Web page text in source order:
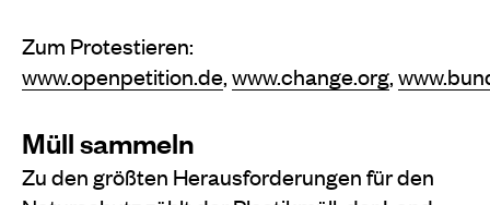
Zum Protestieren:
www.openpetition.de,www.change.org,
Müll sammeln
Zu den größten Herausforderungen für den